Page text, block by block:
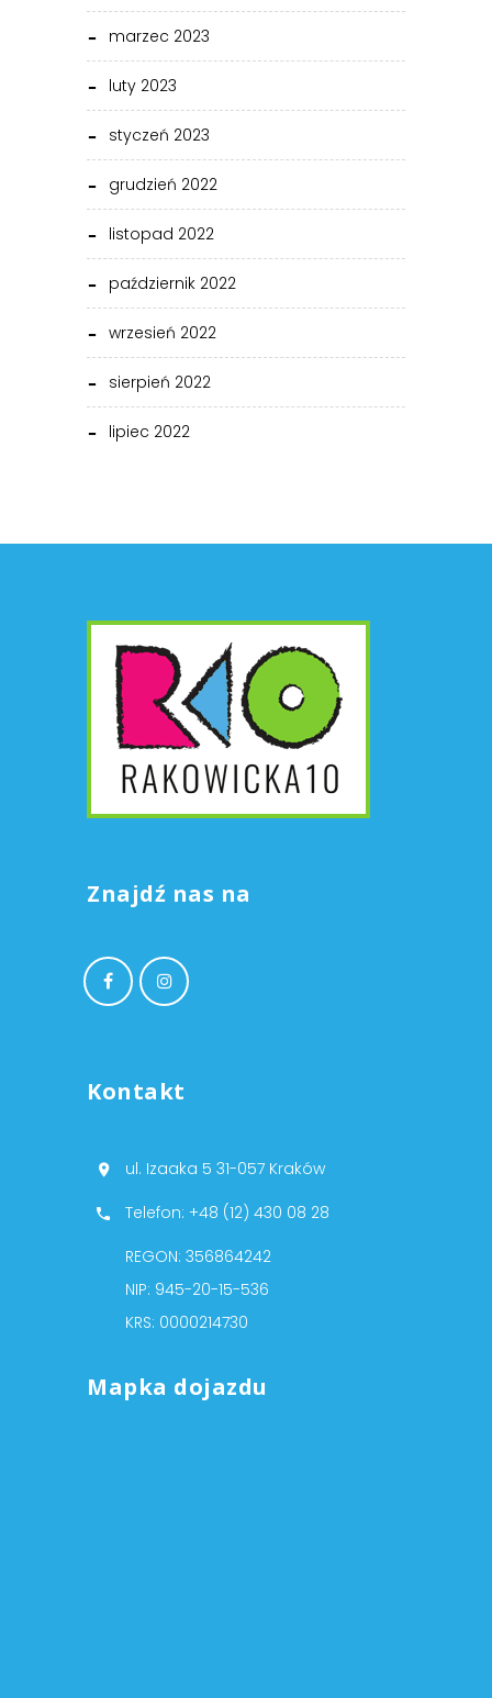
marzec 2023
luty 2023
styczeń 2023
grudzień 2022
listopad 2022
październik 2022
wrzesień 2022
sierpień 2022
lipiec 2022
Znajdź nas na
Kontakt
ul. Izaaka 5 31-057 Kraków
Telefon: +48 (12) 430 08 28
REGON: 356864242
NIP: 945-20-15-536
KRS: 0000214730
Mapka dojazdu